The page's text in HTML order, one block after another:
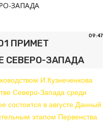
ЗАПАДА
09:47
ПРИМЕТ
СЕВЕРО-ЗАПАДА
И.Кузнеченкова
Северо-Запада среди
состоится в августе.Данный
этапом Первенства